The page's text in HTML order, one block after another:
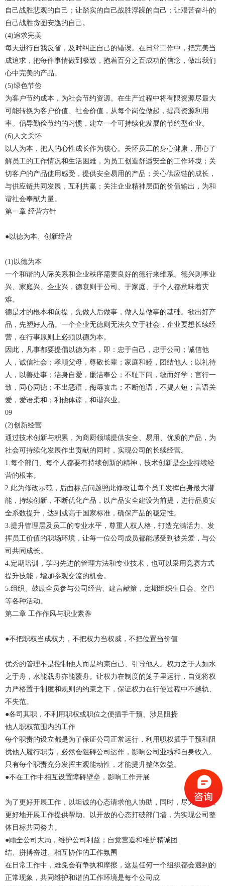
自己战胜悲观的自己；让踏实的自己战胜浮躁的自己；让艰苦奋斗的
自己战胜贪图安逸的自己。
(4)追求完美
每天进行自我反省，及时纠正自己的错误。在日常工作中，把完美当
成追求，把每件事情做到极致，抱着百分之百成功的信念，做出我们
心中完美的产品。
(5)绿色节俭
为客户节约成本，为社会节约资源。在生产过程中将有限资源尽最大
可能转换为客户价值、社会价值，从每个岗位做起，提高资源利用
率。侣导勤俭节约的习惯，建立一个可持续化发展的节约型企业。
(6)人文关怀
以人为本，把人的心性成长作为核心。关怀员工的身心健康，用心了
解员工的工作情况和生活困难，为员工创造舒适安全的工作环境；关
切客户的产品使用感受，提供安全易用的产品；关心供应链的成长，
与供应链共同发展，互利共赢；关注企业精神层面的价值输出，为和
谐社会奉献力量。
第一章 经营方针
●以德为本、创新经营
(1)以德为本
一个和谐的人际关系和企业秩序需要良好的德行来维系。德兴则事业
兴、家庭兴、企业兴，德衰则于公司、于家庭、于个人都意味着灾
难。
德是才的根本和前提，先做人后做事，做人是做事的基础。欲出好产
品，先塑好人品。一个企业无德则无法久立于社会，企业要想长续经
营，在行事原则上必须以德为本。
因此，凡事都要提倡以德为本，即：忠于自己，忠于公司；诚信他
人，诚信社会；孝顺父母，尊敬长辈；家庭和睦，团结他人；以礼待
人，以善处事；洁身自爱，廉洁奉公；不耻下问，敏而好学；言行一
致，同心同德；不出恶语，侮辱攻击；不断他语，不揭人短；言语关
爱，爱语柔和；利他体谅，和谐兴业。
09
(2)创新经营
通过技术创新与积累，为商厨领域提供安全、易用、优质的产品，为
社会可持续化发展作出贡献的同时，实现公司的长续经营。
1.每个部门、每个人都要有持续创新的精神，技术创新是企业持续经
营的根本。
2.此为修改示范，后面标点问题照此修改让每个员工发挥自身最大潜
能，持续创新，不断优化产品，以产品安全建设为前提，进行品质安
全系数提升，达到或高于国家标准，确保产品的稳定性。
3.提升管理层及员工的专业水平，尊重人权人格，打造充满活力、发
挥员工价值的职场环境，让每一位公司成员都能感受到被关爱，与公
司共同成长。
4.定期培训，学习先进的管理方法和专业技术，也可以采用竞赛方式
提升技能，增加参观交流的机会。
5.组织、鼓励全员参与公司经营、建言献策，定期组织生日会、空巴
等各种活动。
第二章 工作作风与职业素养
●不把职权当成权力，不把权力当权威，不把位置当价值
优秀的管理不是控制他人而是约束自己、引导他人。权力之于人如水
之于舟，水能载舟亦能覆舟。让权力在制度的笼子里运行，自觉将权
力严格置于制度和规则的约束之下，保证权力在行使过程中不越轨、
不失范。
●各司其职，不利用职权或职位之便插手干预、涉足阻挠
他人职权范围内的工作
每个职责的设立都是为了保证公司正常运行，利用职权插手干预和阻
扰他人履行职责，必然会阻碍公司运作，影响公司业绩和自身收入。
只有每个职责充分发挥主观能动性，才能提升整体效益。
●不在工作中相互设置障碍壁垒，影响工作开展
为了更好开展工作，以坦诚的心态请求他人协助，同时，尽力为他人
更好地开展工作提供帮助。以开放的心态打破部门墙，为实现公司整
体目标共同努力。
●顾全公司大局，维护公司利益；自觉营造和维护精诚团
结、拼搏奋进、相互协作的工作氛围
在日常工作中，难免会有争执和摩擦，这是任何一个组织都会遇到的
正常现象，共同维护和谐的工作环境是每个公司成